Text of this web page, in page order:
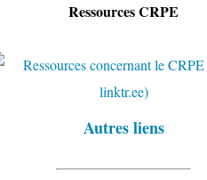
Ressources CRPE
Autres liens